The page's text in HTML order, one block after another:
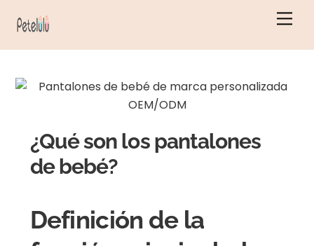
¿Qué son los pantalones
de bebé?
Definición de la